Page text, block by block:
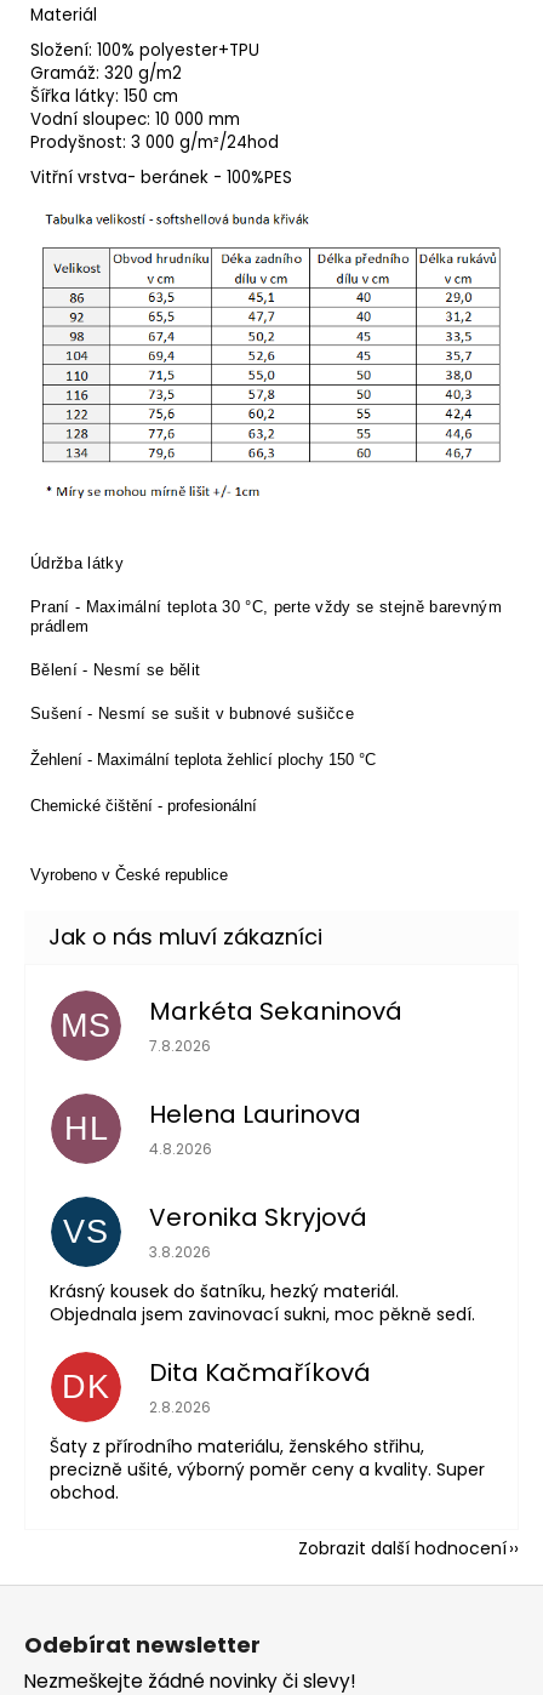
Materiál
Složení: 100% polyester+TPU
Gramáž: 320 g/m2
Šířka látky: 150 cm
Vodní sloupec: 10 000 mm
Prodyšnost: 3 000 g/m²/24hod
Vitřní vrstva- beránek - 100%PES
Údržba látky
Praní - Maximální teplota 30 °C, perte vždy se stejně barevným
prádlem
Bělení - Nesmí se bělit
Sušení - Nesmí se sušit v bubnové sušičce
Žehlení - Maximální teplota žehlicí plochy 150 °C
Chemické čištění - profesionální
Vyrobeno v České republice
MS Markéta Sekaninová
Hodnocení obchodu je 5 z 5 hvězdiček.
7.8.2026
HL Helena Laurinova
Hodnocení obchodu je 5 z 5 hvězdiček.
4.8.2026
VS Veronika Skryjová
Hodnocení obchodu je 5 z 5 hvězdiček.
3.8.2026
Krásný kousek do šatníku, hezký materiál.
Objednala jsem zavinovací sukni, moc pěkně sedí.
DK Dita Kačmaříková
Hodnocení obchodu je 5 z 5 hvězdiček.
2.8.2026
Šaty z přírodního materiálu, ženského střihu,
precizně ušité, výborný poměr ceny a kvality. Super
obchod.
Zobrazit další hodnocení
Z
Odebírat newsletter
Nezmeškejte žádné novinky či slevy!